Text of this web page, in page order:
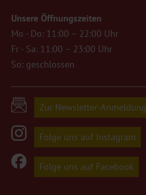
Unsere Öffnungszeiten
Mo - Do: 11:00 – 22:00 Uhr
Fr - Sa: 11:00 – 23:00 Uhr
So: geschlossen
Zur Newsletter-Anmeldung
Folge uns auf Instagram
Folge uns auf Facebook